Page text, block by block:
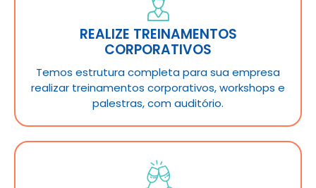
REALIZE TREINAMENTOS
CORPORATIVOS
Temos estrutura completa para sua empresa
realizar treinamentos corporativos, workshops e
palestras, com auditório.